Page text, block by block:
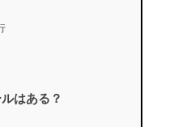
はある？